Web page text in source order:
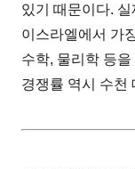
있기 때문이다. 실
이스라엘에서 가
수학, 물리학 등
경쟁률 역시 수천